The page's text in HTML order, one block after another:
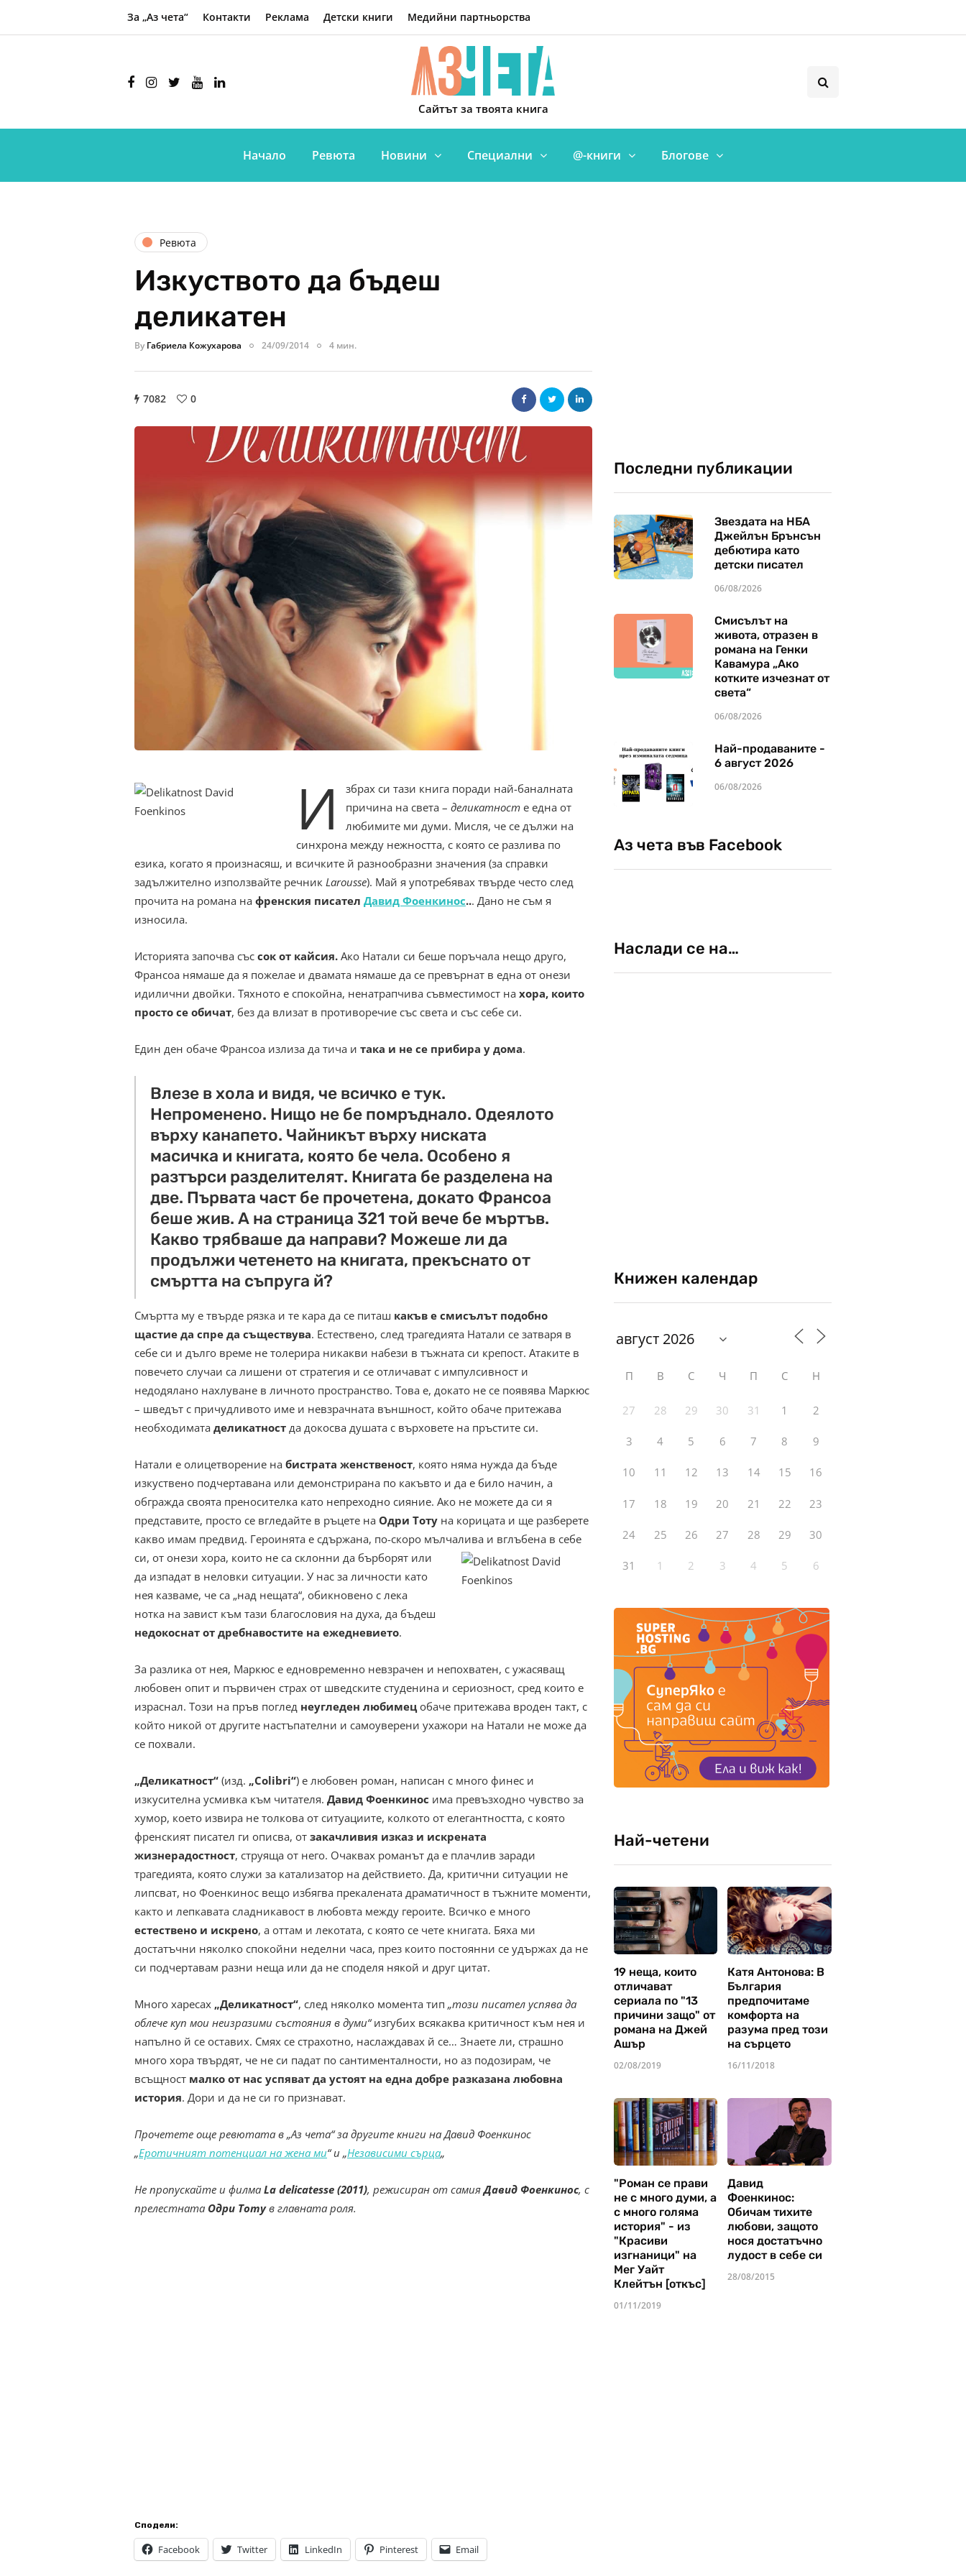
За „Аз чета“ Контакти Реклама Детски книги Медийни партньорства
Сайтът за твоята книга
Начало Ревюта Новини Специални @-книги Блогове
Ревюта
Изкуството да бъдеш
деликатен
By Габриела Кожухарова 24/09/2014 4 мин.
7082 0
И
збрах си тази книга поради най-баналната
причина на света – деликатност е една от
любимите ми думи. Мисля, че се дължи на
синхрона между нежността, с която се разлива по
езика, когато я произнасяш, и всичките й разнообразни значения (за справки
задължително използвайте речник Larousse). Май я употребявах твърде често след
прочита на романа на френския писател Давид Фоенкинос... Дано не съм я
износила.
Историята започва със сок от кайсия. Ако Натали си беше поръчала нещо друго,
Франсоа нямаше да я пожелае и двамата нямаше да се превърнат в една от онези
идилични двойки. Тяхното е спокойна, ненатрапчива съвместимост на хора, които
просто се обичат, без да влизат в противоречие със света и със себе си.
Един ден обаче Франсоа излиза да тича и така и не се прибира у дома.
Влезе в хола и видя, че всичко е тук.
Непроменено. Нищо не бе помръднало. Одеялото
върху канапето. Чайникът върху ниската
масичка и книгата, която бе чела. Особено я
разтърси разделителят. Книгата бе разделена на
две. Първата част бе прочетена, докато Франсоа
беше жив. А на страница 321 той вече бе мъртъв.
Какво трябваше да направи? Можеше ли да
продължи четенето на книгата, прекъснато от
смъртта на съпруга й?
Смъртта му е твърде рязка и те кара да се питаш какъв е смисълът подобно
щастие да спре да съществува. Естествено, след трагедията Натали се затваря в
себе си и дълго време не толерира никакви набези в тъжната си крепост. Атаките в
повечето случаи са лишени от стратегия и се отличават с импулсивност и
недодялано нахлуване в личното пространство. Това е, докато не се появява Маркюс
– шведът с причудливото име и невзрачната външност, който обаче притежава
необходимата деликатност да докосва душата с върховете на пръстите си.
Натали е олицетворение на бистрата женственост, която няма нужда да бъде
изкуствено подчертавана или демонстрирана по какъвто и да е било начин, а
обгражда своята преносителка като непреходно сияние. Ако не можете да си я
представите, просто се вгледайте в ръцете на Одри Тоту на корицата и ще разберете
какво имам предвид. Героинята е сдържана, по-скоро мълчалива и вглъбена в себе
си, от онези хора, които не са склонни да бърборят или
да изпадат в неловки ситуации. У нас за личности като
нея казваме, че са „над нещата“, обикновено с лека
нотка на завист към тази благословия на духа, да бъдеш
недокоснат от дребнавостите на ежедневието.
За разлика от нея, Маркюс е едновременно невзрачен и непохватен, с ужасяващ
любовен опит и първичен страх от шведските студенина и сериозност, сред които е
израснал. Този на пръв поглед неугледен любимец обаче притежава вроден такт, с
който никой от другите настъпателни и самоуверени ухажори на Натали не може да
се похвали.
„Деликатност“ (изд. „Colibri“) е любовен роман, написан с много финес и
изкусителна усмивка към читателя. Давид Фоенкинос има превъзходно чувство за
хумор, което извира не толкова от ситуациите, колкото от елегантността, с която
френският писател ги описва, от закачливия изказ и искрената
жизнерадостност, струяща от него. Очаквах романът да е плачлив заради
трагедията, която служи за катализатор на действието. Да, критични ситуации не
липсват, но Фоенкинос вещо избягва прекалената драматичност в тъжните моменти,
както и лепкавата сладникавост в любовта между героите. Всичко е много
естествено и искрено, а оттам и лекотата, с която се чете книгата. Бяха ми
достатъчни няколко спокойни неделни часа, през които постоянни се удържах да не
си подчертавам разни неща или да не споделя някой и друг цитат.
Много харесах „Деликатност“, след няколко момента тип „този писател успява да
облече куп мои неизразими състояния в думи“изгубих всякаква критичност към нея и
напълно й се оставих. Смях се страхотно, наслаждавах й се… Знаете ли, страшно
много хора твърдят, че не си падат по сантименталности, но аз подозирам, че
всъщност малко от нас успяват да устоят на една добре разказана любовна
история. Дори и да не си го признават.
Прочетете още ревютата в „Аз чета“ за другите книги на Давид Фоенкинос
„Еротичният потенциал на жена ми“ и „Независими сърца„
Не пропускайте и филма La delicatesse (2011), режисиран от самияДавид Фоенкинос, с
прелестната Одри Тотув главната роля.
Сподели:
Facebook Twitter LinkedIn Pinterest Email
Последни публикации
Звездата на НБА
Джейлън Брънсън
дебютира като
детски писател
06/08/2026
Смисълът на
живота, отразен в
романа на Генки
Кавамура „Ако
котките изчезнат от
света“
06/08/2026
Най-продаваните -
6 август 2026
06/08/2026
Аз чета във Facebook
Наслади се на…
Книжен календар
П В С Ч П С Н
27 28 29 30 31 1 2
3 4 5 6 7 8 9
10 11 12 13 14 15 16
17 18 19 20 21 22 23
24 25 26 27 28 29 30
31 1 2 3 4 5 6
Най-четени
19 неща, които
отличават
сериала по "13
причини защо" от
романа на Джей
Ашър
02/08/2019
Катя Антонова: В
България
предпочитаме
комфорта на
разума пред този
на сърцето
16/11/2018
"Роман се прави
не с много думи, а
с много голяма
история" - из
"Красиви
изгнаници" на
Мег Уайт
Клейтън [откъс]
01/11/2019
Давид
Фоенкинос:
Обичам тихите
любови, защото
нося достатъчно
лудост в себе си
28/08/2015